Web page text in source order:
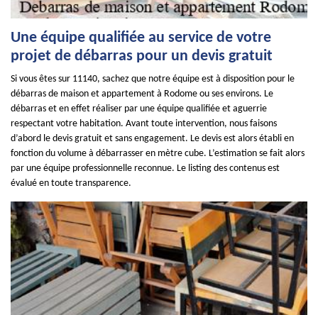
Une équipe qualifiée au service de votre
projet de débarras pour un devis gratuit
Si vous êtes sur 11140, sachez que notre équipe est à disposition pour le
débarras de maison et appartement à Rodome ou ses environs. Le
débarras et en effet réaliser par une équipe qualifiée et aguerrie
respectant votre habitation. Avant toute intervention, nous faisons
d’abord le devis gratuit et sans engagement. Le devis est alors établi en
fonction du volume à débarrasser en mètre cube. L’estimation se fait alors
par une équipe professionnelle reconnue. Le listing des contenus est
évalué en toute transparence.